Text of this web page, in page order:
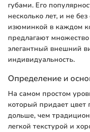
губами. Его
несколько лет, и не
изюминкой в каждом
предлагают
элегантный внешний
индивидуальность.
Определение и
На самом простом
который придает цвет
дольше, чем
легкой текстурой и